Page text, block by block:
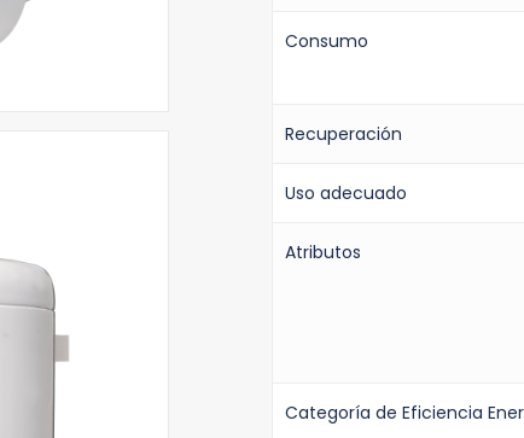
Consumo
Recuperación
Uso adecuado
Atributos
Categoría de Eficiencia